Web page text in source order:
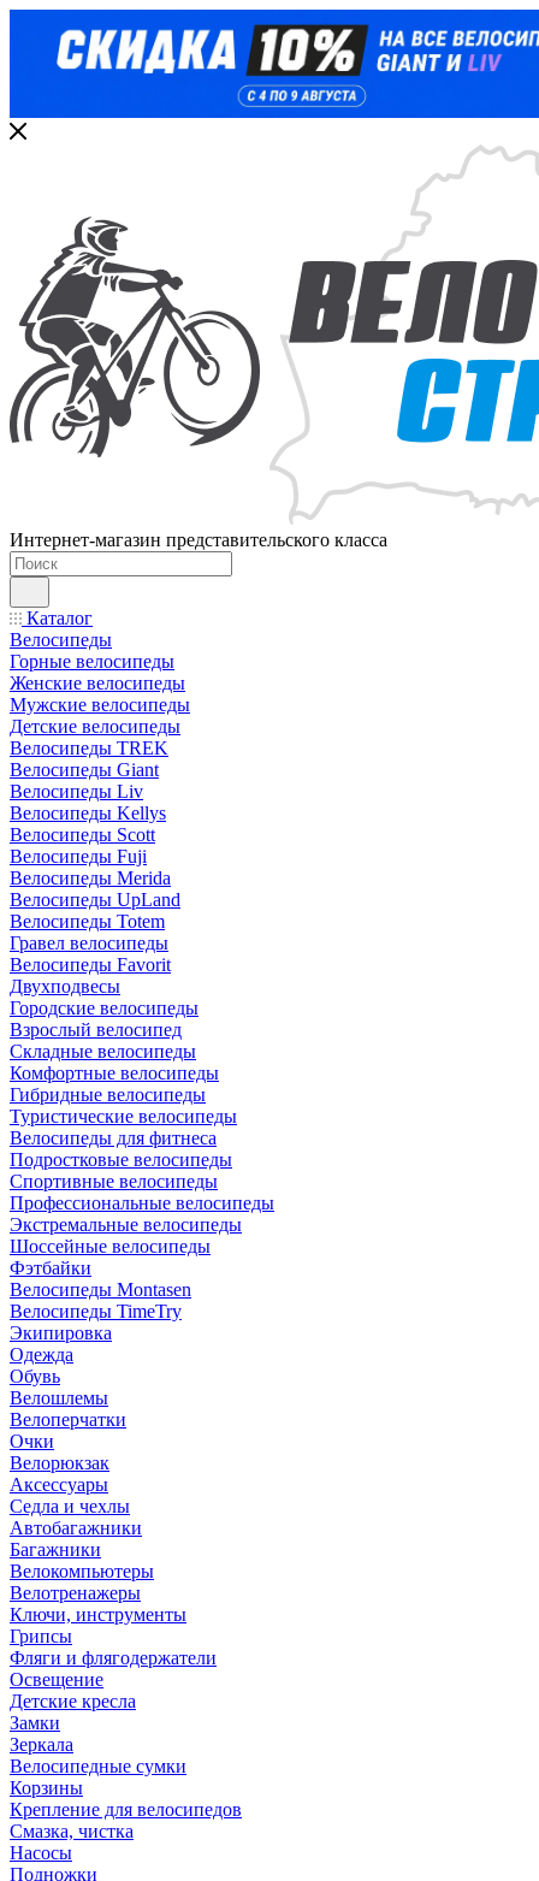
Интернет-магазин представительского класса
Каталог
Велосипеды
Горные велосипеды
Женские велосипеды
Мужские велосипеды
Детские велосипеды
Велосипеды TREK
Велосипеды Giant
Велосипеды Liv
Велосипеды Kellys
Велосипеды Scott
Велосипеды Fuji
Велосипеды Merida
Велосипеды UpLand
Велосипеды Totem
Гравел велосипеды
Велосипеды Favorit
Двухподвесы
Городские велосипеды
Взрослый велосипед
Складные велосипеды
Комфортные велосипеды
Гибридные велосипеды
Туристические велосипеды
Велосипеды для фитнеса
Подростковые велосипеды
Спортивные велосипеды
Профессиональные велосипеды
Экстремальные велосипеды
Шоссейные велосипеды
Фэтбайки
Велосипеды Montasen
Велосипеды TimeTry
Экипировка
Одежда
Обувь
Велошлемы
Велоперчатки
Очки
Велорюкзак
Аксессуары
Седла и чехлы
Автобагажники
Багажники
Велокомпьютеры
Велотренажеры
Ключи, инструменты
Грипсы
Фляги и флягодержатели
Освещение
Детские кресла
Замки
Зеркала
Велосипедные сумки
Корзины
Крепление для велосипедов
Смазка, чистка
Насосы
Подножки